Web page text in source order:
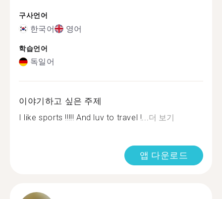
구사언어
한국어 영어
학습언어
독일어
이야기하고 싶은 주제
I like sports !!!!! And luv to travel !...더 보기
앱 다운로드